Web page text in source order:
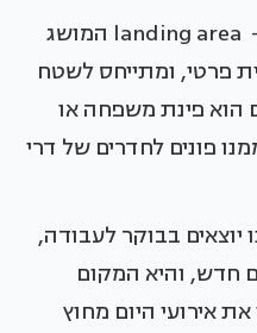
מבואה לבית מוגדרת בארץ כ- landing area המושג
פרטי, ומתייחס לשטח
הוא פינת משפחה או
פונים לחדרים של דרי
בבוקר לעבודה,
חדש, והיא המקום
אירועי היום מחוץ